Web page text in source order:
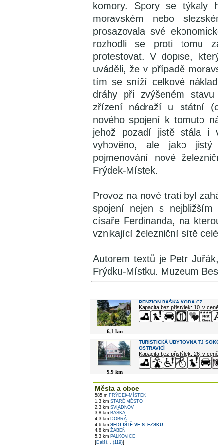
komory. Spory se týkaly
moravském nebo
prosazovala své
rozhodli se proti tomu
protestovat. V dopise,
uváděli, že v případě
tím se sníží celkové
dráhy při zvýšeném
zřízení nádraží u státní
nového spojení k tomuto
jehož pozadí jistě stála i
vyhověno, ale jako
pojmenování nové
Frýdek-Místek.
Provoz na nové trati byl
spojení nejen s
císaře Ferdinanda, na
vznikající železniční sítě
Autorem textů je Petr
Frýdku-Místku. Muzeum
6,1 km
PENZION BAŠKA VODA CZ
Kapacita bez přistýlek: 10, v
9,9 km
TURISTICKÁ UBYTOVNA TJ
OSTRAVICÍ
Kapacita bez přistýlek: 26, v
Města a obce
585 m FRÝDEK-MÍSTEK
1,3 km STARÉ MĚSTO
2,3 km SVIADNOV
3,8 km BAŠKA
4,3 km DOBRÁ
4,6 km SEDLIŠTĚ VE SLEZSKU
4,8 km ŽABEŇ
5,3 km PALKOVICE
[Další... (119)]